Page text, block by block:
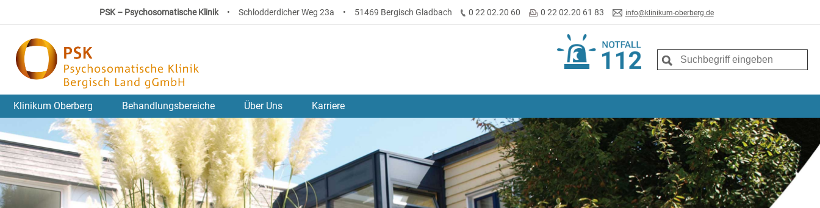
PSK – Psychosomatische Klinik • Schlodderdicher Weg 23a • 51469 Bergisch Gladbach 0 22 02.20 60 0 22 02.20 61 83 info@klinikum-oberberg.de
Klinikum Oberberg Behandlungsbereiche Über Uns Karriere